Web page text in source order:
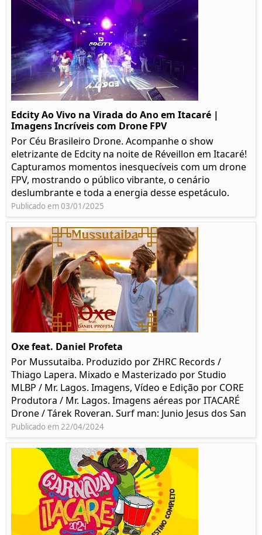
Edcity Ao Vivo na Virada do Ano em Itacaré |
Imagens Incríveis com Drone FPV
Por Céu Brasileiro Drone. Acompanhe o show
eletrizante de Edcity na noite de Réveillon em Itacaré!
Capturamos momentos inesquecíveis com um drone
FPV, mostrando o público vibrante, o cenário
deslumbrante e toda a energia desse espetáculo.
Publicado em 03/01/2025
Oxe feat. Daniel Profeta
Por Mussutaiba. Produzido por ZHRC Records /
Thiago Lapera. Mixado e Masterizado por Studio
MLBP / Mr. Lagos. Imagens, Vídeo e Edição por CORE
Produtora / Mr. Lagos. Imagens aéreas por ITACARÉ
Drone / Tárek Roveran. Surf man: Junio Jesus dos San
Publicado em 22/04/2024